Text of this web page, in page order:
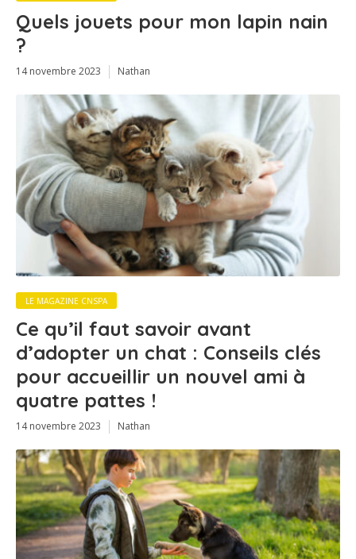
Quels jouets pour mon lapin nain
?
14 novembre 2023 Nathan
LE MAGAZINE CNSPA
Ce qu’il faut savoir avant
d’adopter un chat : Conseils clés
pour accueillir un nouvel ami à
quatre pattes !
14 novembre 2023 Nathan